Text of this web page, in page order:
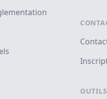
OUTILS